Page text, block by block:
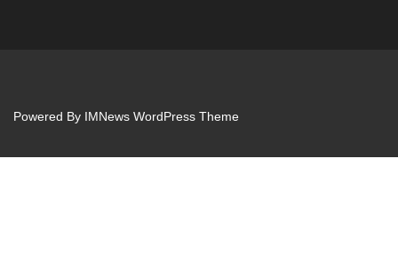
Powered By IMNews WordPress Theme